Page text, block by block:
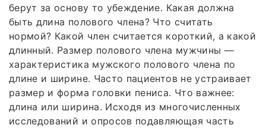
берут за основу то убеждение. Какая должна
быть длина полового члена? Что считать
нормой? Какой член считается короткий, а какой
длинный. Размер полового члена мужчины —
характеристика мужского полового члена по
длине и ширине. Часто пациентов не устраивает
размер и форма головки пениса. Что важнее:
длина или ширина. Исходя из многочисленных
исследований и опросов подавляющая часть